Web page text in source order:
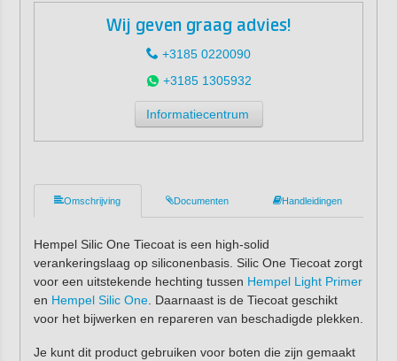
Wij geven graag advies!
+3185 0220090
+3185 1305932
Informatiecentrum
Omschrijving Documenten Handleidingen
Hempel Silic One Tiecoat is een high-solid
verankeringslaag op siliconenbasis. Silic One Tiecoat zorgt
voor een uitstekende hechting tussen Hempel Light Primer
en Hempel Silic One. Daarnaast is de Tiecoat geschikt
voor het bijwerken en repareren van beschadigde plekken.
Je kunt dit product gebruiken voor boten die zijn gemaakt